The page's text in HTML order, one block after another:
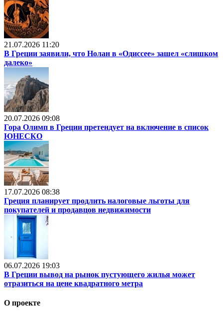
21.07.2026 11:20
В Греции заявили, что Нолан в «Одиссее» зашел «слишком
далеко»
20.07.2026 09:08
Гора Олимп в Греции претендует на включение в список
ЮНЕСКО
17.07.2026 08:38
Греция планирует продлить налоговые льготы для
покупателей и продавцов недвижимости
06.07.2026 19:03
В Греции вывод на рынок пустующего жилья может
отразиться на цене квадратного метра
О проекте